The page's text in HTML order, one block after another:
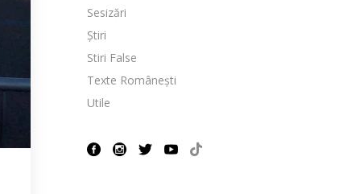
Sesizări
Știri
Stiri False
Texte Românești
Utile